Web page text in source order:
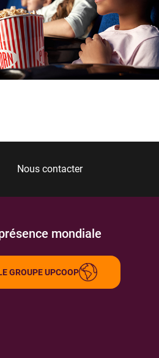
Nous contacter
mondiale
GROUPE UPCOOP